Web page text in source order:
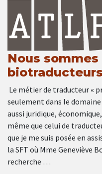
Nous
biotraducteurs
Le métier de traducteur «
seulement dans le
aussi juridique,
même que celui de
que je me suis posée en
la SFT où Mme Geneviève
recherche …